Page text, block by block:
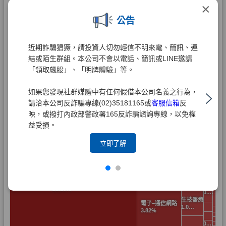
×
公告
近期詐騙猖獗，請投資人切勿輕信不明來電、簡訊、連
結或陌生群組。本公司不會以電話、簡訊或LINE邀請
「領取飆股」、「明牌體驗」等。
如果您發現社群媒體中有任何假借本公司名義之行為，
請洽本公司反詐騙專線(02)35181165或客服信箱反
映，或撥打內政部警政署165反詐騙諮詢專線，以免權
益受損。
立即了解